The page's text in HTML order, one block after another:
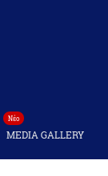
Νέο
MEDIA GALLERY